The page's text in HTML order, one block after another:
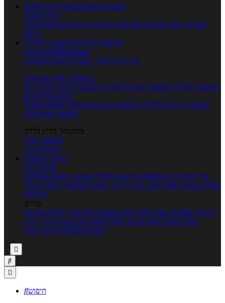
מוצרים ומאכלים מוצרים ומאכלים
מילון האוכל
תפריטי תזונה ערכים תזונתיים חיפוש ע"פ רכיבים מכילים הכי
הרבה
מחשבון קלוריות מחשבון קלוריות
מנוי FoodsDictionary
5 ימי ניסיון חינם - לחצו לפרטים נוספים
מחשבוני תזונה ובריאות
מחשבון קלוריות מחשבון שריפת קלוריות מחשבון דופק מטרה יחס
מותניים לירכיים
מחשבון BMI
מחשבון צריכת קלוריות מחשבון מינונים מומלצים
מחשבון אחוז שומן
מחשבוני הריון ולידה
מחשבון הריון
מחשבון ביוץ
כתבות כתבות
ערוצי תוכן
איך להכין בית ומשפחה בריאות מחלות ובעיות רפואה משלימה
ספורט וכושר גופני נשים, הריון ולידה טיפים והמלצות חדשות אוכל
ובריאות
טורים
בריאות בצלחת טעים ללא גלוטן טבעונות לבריאות לבשל כמו שף
תזונה לבטן רגועה מרזים ללא דיאטה מזיזים את הגוף הרזיה
ורפואה משלימה גורמה ביתי



חיפוש